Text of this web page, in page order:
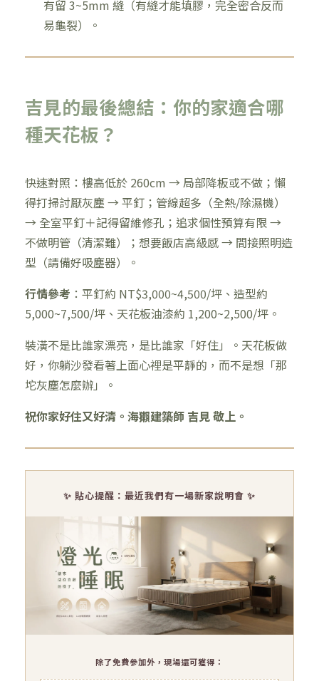
有留 3~5mm 縫（有縫才能填膠，完全密合反而
易龜裂）。
吉見的最後總結：你的家適合哪
種天花板？
快速對照：樓高低於 260cm → 局部降板或不做；懶
得打掃討厭灰塵 → 平釘；管線超多（全熱/除濕機）
→ 全室平釘＋記得留維修孔；追求個性預算有限 →
不做明管（清潔難）；想要飯店高級感 → 間接照明造
型（請備好吸塵器）。
行情參考 ：平釘約 NT$3,000~4,500/坪、造型約
5,000~7,500/坪、天花板油漆約 1,200~2,500/坪。
裝潢不是比誰家漂亮，是比誰家「好住」。天花板做
好，你躺沙發看著上面心裡是平靜的，而不是想「那
坨灰塵怎麼辦」。
祝你家好住又好清。海獺建築師 吉見 敬上。
✨ 貼心提醒：最近我們有一場新家說明會 ✨
除了免費參加外，現場還可獲得：